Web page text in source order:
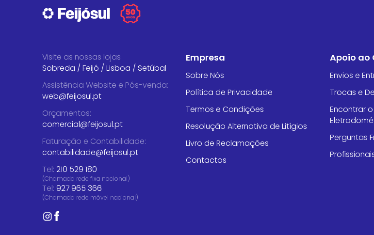
Visite as nossas lojas
Sobreda / Feijó / Lisboa / Setúbal
Assistência Website e Pós-venda:
web@feijosul.pt
Orçamentos:
comercial@feijosul.pt
Faturação e Contabilidade:
contabilidade@feijosul.pt
Tel: 210 529 180
(Chamada rede fixa nacional)
Tel: 927 965 366
(Chamada rede móvel nacional)
Empresa
Sobre Nós
Política de Privacidade
Termos e Condições
Resolução Alternativa de Litígios
Livro de Reclamações
Contactos
Apoio ao
Envios e
Trocas e
Encontrar
Perguntas